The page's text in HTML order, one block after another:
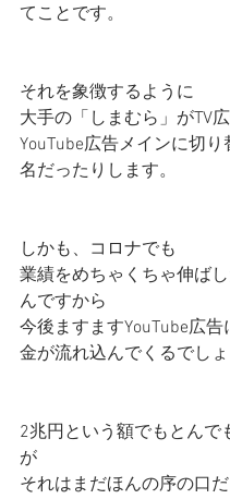
てことです。
それを象徴するように
大手の「しまむら」がTV
YouTube広告メインに切
名だったりします。
しかも、コロナでも
業績をめちゃくちゃ伸ば
んですから
今後ますますYouTube広
金が流れ込んでくるでしょ
2兆円という額でもとんで
が
それはまだほんの序の口